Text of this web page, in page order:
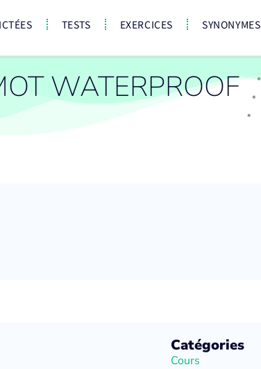
TESTS EXERCICES SYNONYMES
WATERPROOF
Catégories
Cours